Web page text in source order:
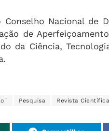
Nacional de
de
da Ciência,
Pesquisa Revista Científica